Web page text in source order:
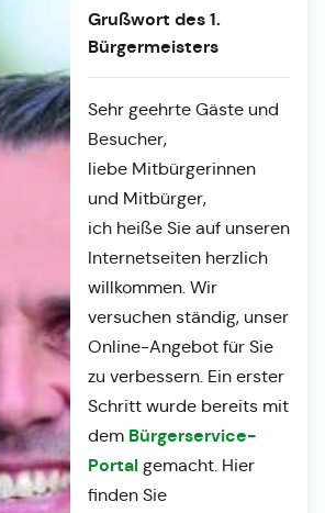
Grußwort des 1.
Bürgermeisters
Sehr geehrte Gäste und
Besucher,
liebe Mitbürgerinnen
und Mitbürger,
ich heiße Sie auf unseren
Internetseiten herzlich
willkommen. Wir
versuchen ständig, unser
Online-Angebot für Sie
zu verbessern. Ein erster
Schritt wurde bereits mit
dem Bürgerservice-
Portalgemacht. Hier
finden Sie